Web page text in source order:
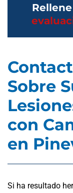
Sobre
con
en
Si ha resultado